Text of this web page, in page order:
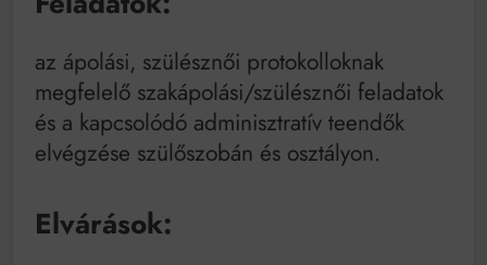
az ápolási, szülésznői protokolloknak
megfelelő szakápolási/szülésznői feladatok
és a kapcsolódó adminisztratív teendők
elvégzése szülőszobán és osztályon.
Elvárások: